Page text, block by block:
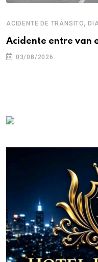
ACIDENTE DE TRÂNSITO,
Acidente entre van
03/08/2026